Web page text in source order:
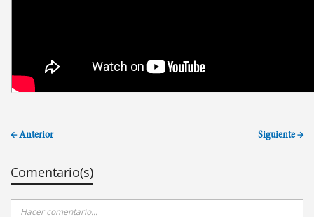
← Anterior Siguiente →
Comentario(s)